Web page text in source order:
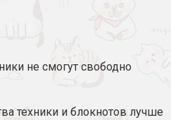
не смогут свободно
техники и блокнотов лучше